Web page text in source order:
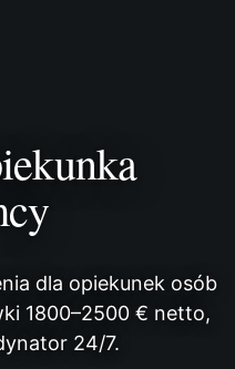
dla opiekunek osób
1800–2500 € netto,
24/7.